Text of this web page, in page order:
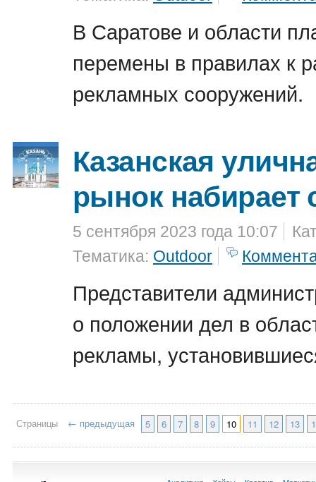
В Саратове и области
перемены в правилах к
рекламных сооружений.
Казанская
рынок набирает
5 сентября 2023 года 10:07
Тематика: Outdoor
Представители
о положении дел в
рекламы,
Страницы ← предыдущая 5 6 7 8 9 10 11 12 13